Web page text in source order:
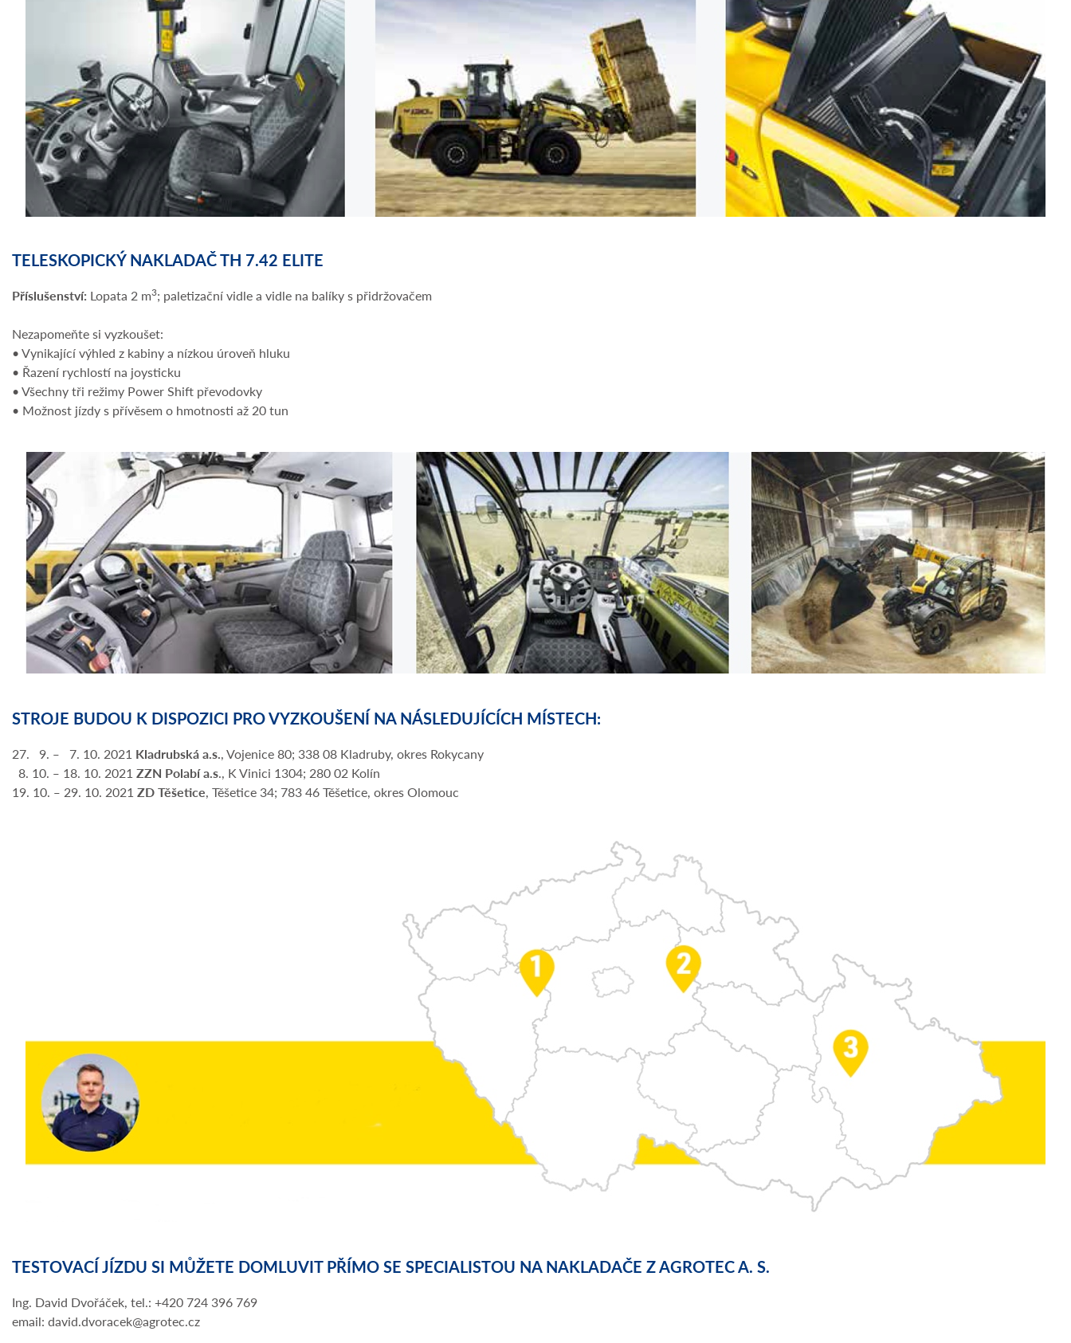
TELESKOPICKÝ NAKLADAČ TH 7.42 ELITE
Příslušenství: Lopata 2 m3; paletizační vidle a vidle na balíky s přidržovačem
Nezapomeňte si vyzkoušet:
• Vynikající výhled z kabiny a nízkou úroveň hluku
• Řazení rychlostí na joysticku
• Všechny tři režimy Power Shift převodovky
• Možnost jízdy s přívěsem o hmotnosti až 20 tun
STROJE BUDOU K DISPOZICI PRO VYZKOUŠENÍ NA NÁSLEDUJÍCÍCH MÍSTECH:
27. 9. ‒ 7. 10. 2021 Kladrubská a.s., Vojenice 80; 338 08 Kladruby, okres Rokycany
8. 10. ‒ 18. 10. 2021ZZN Polabí a.s., K Vinici 1304; 280 02 Kolín
19. 10. ‒ 29. 10. 2021ZD Těšetice, Těšetice 34; 783 46 Těšetice, okres Olomouc
TESTOVACÍ JÍZDU SI MŮŽETE DOMLUVIT PŘÍMO SE SPECIALISTOU NA NAKLADAČE Z AGROTEC A. S.
Ing. David Dvořáček, tel.: +420 724 396 769
email: david.dvoracek@agrotec.cz